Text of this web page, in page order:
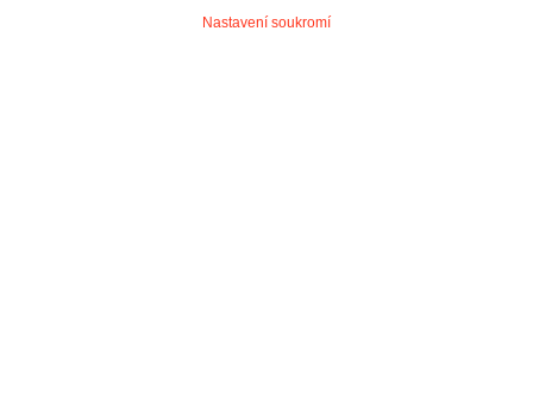
Nastavení soukromí